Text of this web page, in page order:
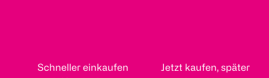
Schneller einkaufen
Jetzt kaufen, später